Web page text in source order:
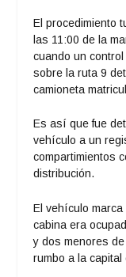
El procedimiento
las 11:00 de la
cuando un
sobre la ruta 9
camioneta
Es así que fue
vehículo a un
compartimientos
distribución.
El vehículo marca
cabina era
y dos menores
rumbo a la